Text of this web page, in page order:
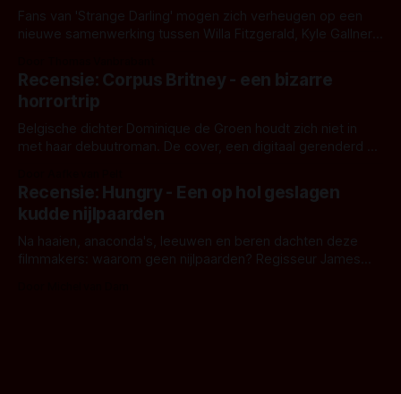
Fans van 'Strange Darling' mogen zich verheugen op een
nieuwe samenwerking tussen Willa Fitzgerald, Kyle Gallner
'Skeletons', een nieuwe creature feature waarvoor de
opnames zijn gestart in Australië.
Recensie: Corpus Britney - een bizarre
horrortrip
Belgische dichter Dominique de Groen houdt zich niet in
met haar debuutroman. De cover, een digitaal gerenderd en
achtergrond, belooft iets kleurrijks maar onheilspellends,
iets ongrijpbaars. En dat maakt De Groen met ieder woord
waar.
Recensie: Hungry - Een op hol geslagen
kudde nijlpaarden
Na haaien, anaconda's, leeuwen en beren dachten deze
filmmakers: waarom geen nijlpaarden? Regisseur James